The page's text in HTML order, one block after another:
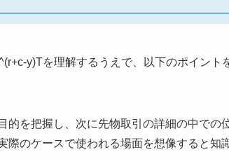
y)Tを理解するうえで、以下のポイント
的を把握し、次に先物取引の詳細の中での
際のケースで使われる場面を想像すると知